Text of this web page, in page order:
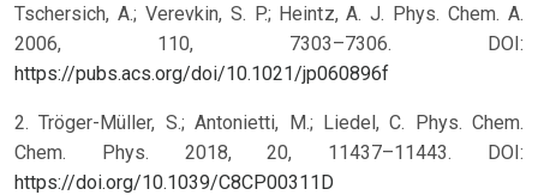
Tschersich, A.; Verevkin, S. P.; Heintz, A. J. Phys. Chem. A.
2006, 110, 7303–7306. DOI:
https://pubs.acs.org/doi/10.1021/jp060896f
2. Tröger-Müller, S.; Antonietti, M.; Liedel, C. Phys. Chem.
Chem. Phys. 2018, 20, 11437–11443. DOI:
https://doi.org/10.1039/C8CP00311D